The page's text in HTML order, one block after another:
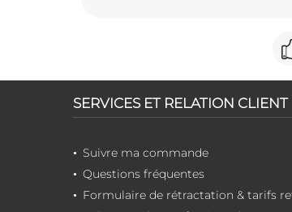
SERVICES ET RELATION CLIENT
Suivre ma commande
Questions fréquentes
Formulaire de rétractation & tarifs